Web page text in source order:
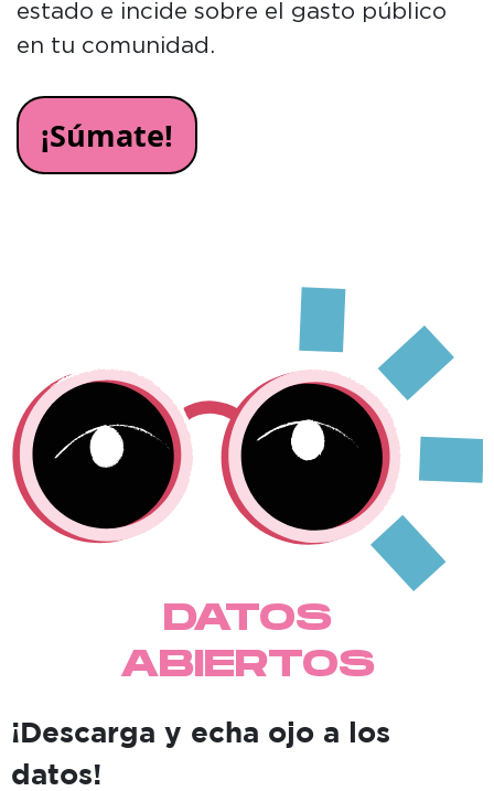
estado e incide sobre el gasto público
en tu comunidad.
¡Súmate!
DATOS
ABIERTOS
¡Descarga y echa ojo a los
datos!